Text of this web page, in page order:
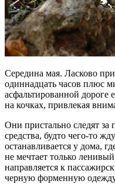
Середина мая. Ласково
одиннадцать часов плюс
асфальтированной
на кочках, привлекая
Они пристально следят за
средства, будто чего-то
останавливается у дома,
не мечтает только
направляется к
черную форменную